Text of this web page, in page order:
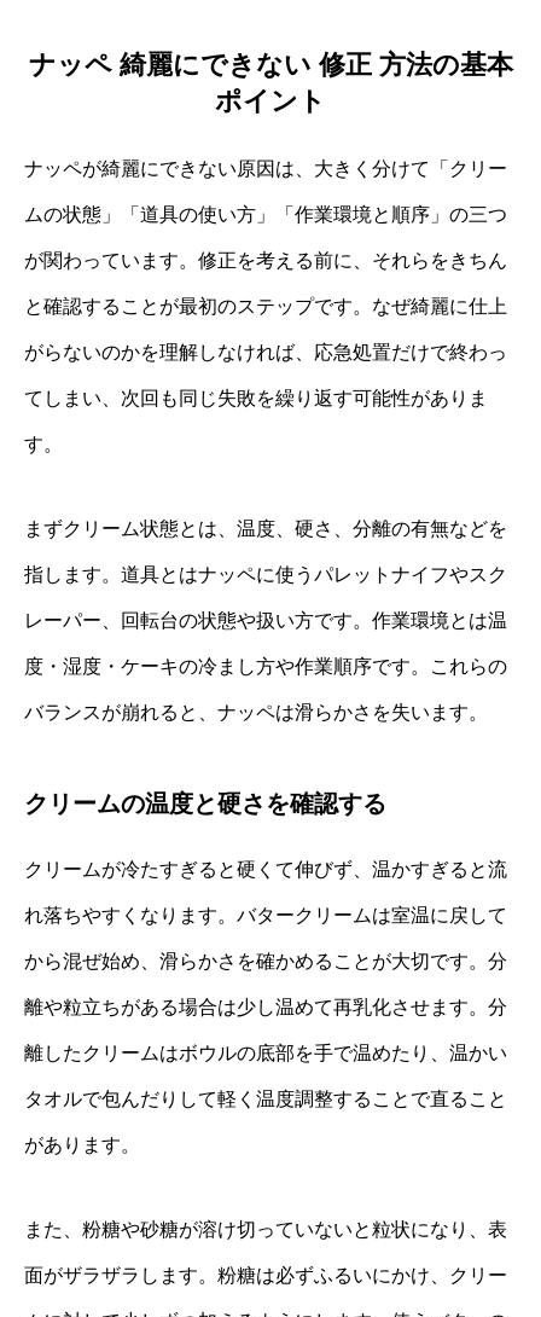
ナッペ 綺麗にできない 修正 方法の基本
ポイント
ナッペが綺麗にできない原因は、大きく分けて「クリー
ムの状態」「道具の使い方」「作業環境と順序」の三つ
が関わっています。修正を考える前に、それらをきちん
と確認することが最初のステップです。なぜ綺麗に仕上
がらないのかを理解しなければ、応急処置だけで終わっ
てしまい、次回も同じ失敗を繰り返す可能性がありま
す。
まずクリーム状態とは、温度、硬さ、分離の有無などを
指します。道具とはナッペに使うパレットナイフやスク
レーパー、回転台の状態や扱い方です。作業環境とは温
度・湿度・ケーキの冷まし方や作業順序です。これらの
バランスが崩れると、ナッペは滑らかさを失います。
クリームの温度と硬さを確認する
クリームが冷たすぎると硬くて伸びず、温かすぎると流
れ落ちやすくなります。バタークリームは室温に戻して
から混ぜ始め、滑らかさを確かめることが大切です。分
離や粒立ちがある場合は少し温めて再乳化させます。分
離したクリームはボウルの底部を手で温めたり、温かい
タオルで包んだりして軽く温度調整することで直ること
があります。
また、粉糖や砂糖が溶け切っていないと粒状になり、表
面がザラザラします。粉糖は必ずふるいにかけ、クリー